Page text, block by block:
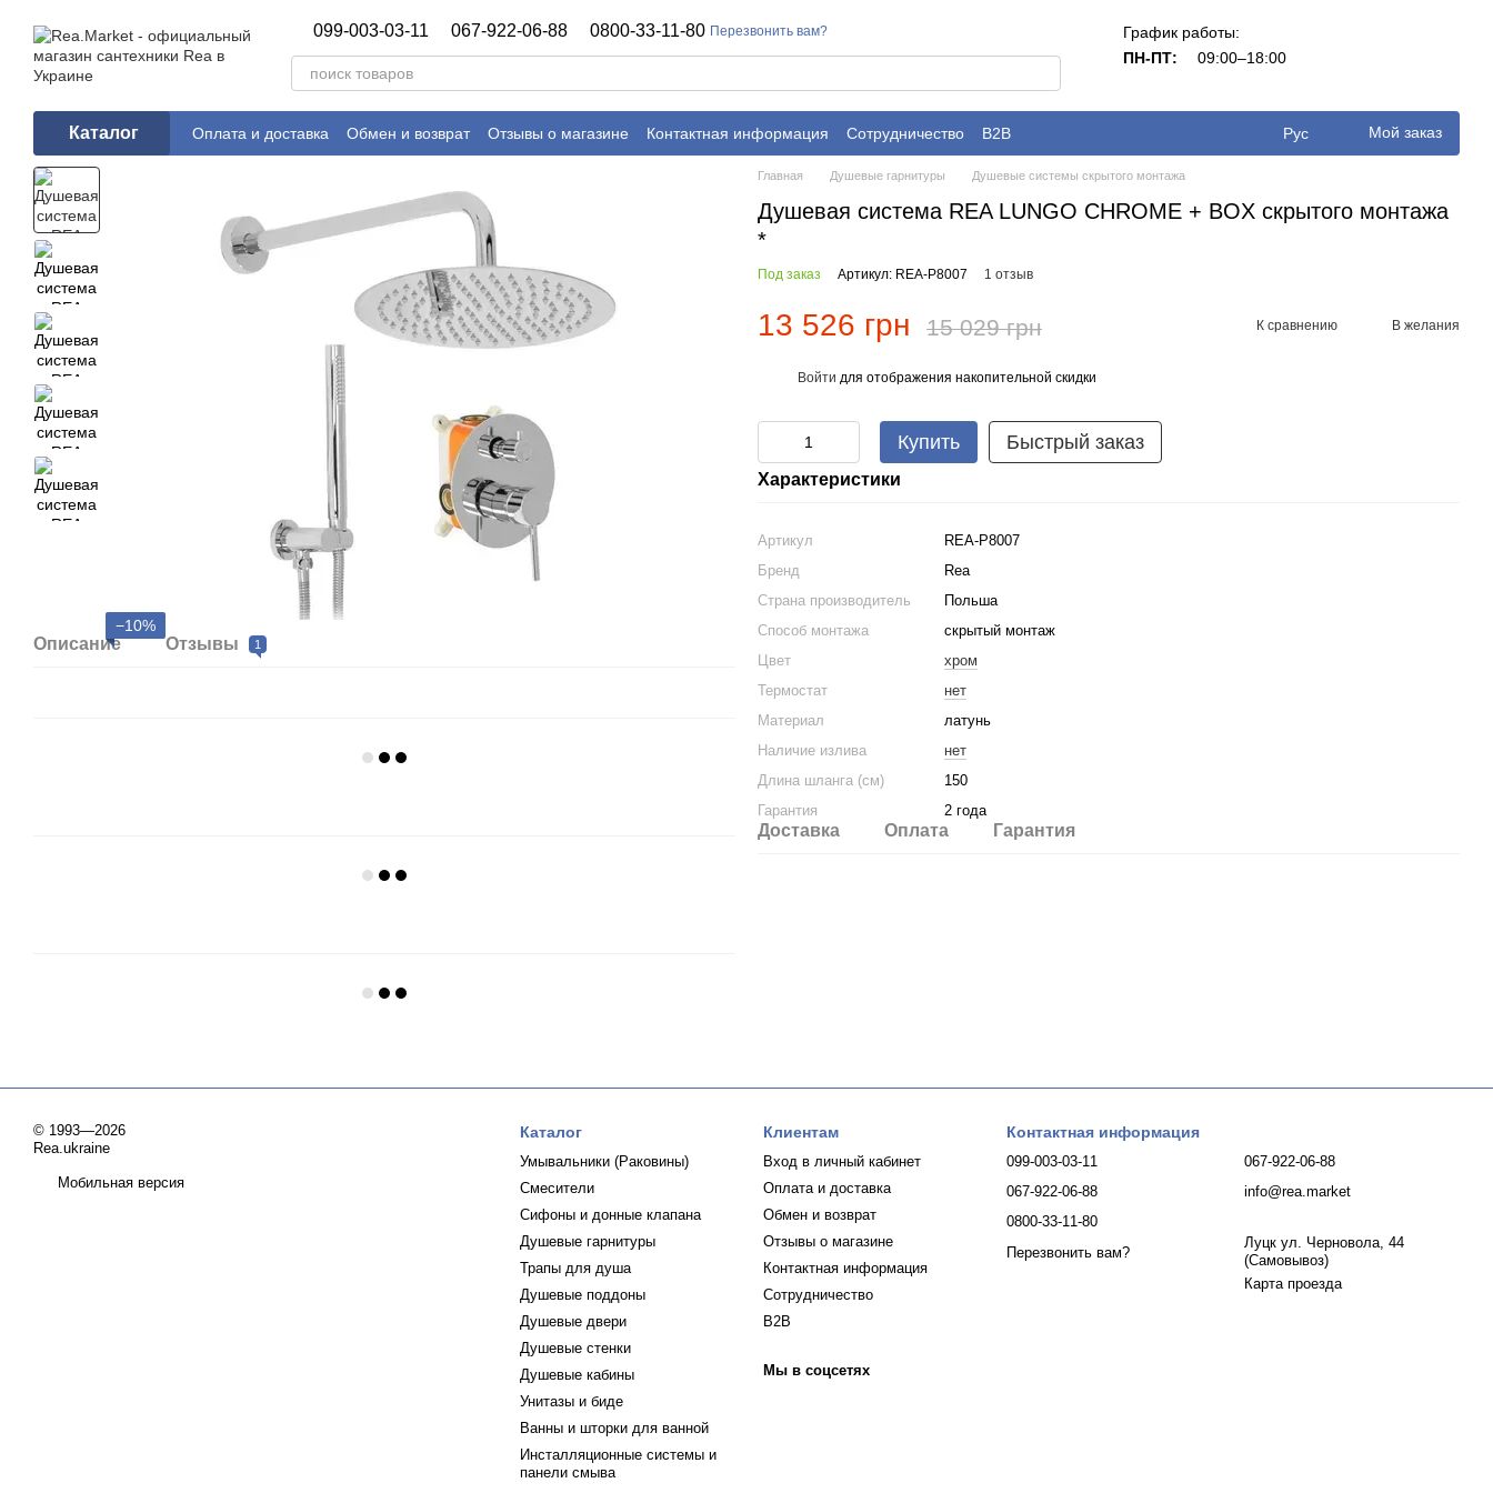
099-003-03-11 067-922-06-88 0800-33-11-80 Перезвонить вам?
График работы:
ПН-ПТ:
09:00–18:00
Каталог Оплата и доставка Обмен и возврат Отзывы о магазине Контактная информация Сотрудничество B2B Рус Мой заказ
−10%
Описание Отзывы 1
Главная Душевые гарнитуры Душевые системы скрытого монтажа
Душевая система REA LUNGO CHROME + BOX скрытого монтажа
*
Под заказ Артикул: REA-P8007 1 отзыв
13 526 грн 15 029 грн К сравнению В желания
Войти для отображения накопительной скидки
Купить Быстрый заказ
Характеристики
Артикул
REA-P8007
Бренд
Rea
Страна производитель
Польша
Способ монтажа
скрытый монтаж
Цвет
хром
Термостат
нет
Материал
латунь
Наличие излива
нет
Длина шланга (см)
150
Гарантия
2 года
Доставка Оплата Гарантия
© 1993—2026
Rea.ukraine
Мобильная версия
Каталог
Умывальники (Раковины)
Смесители
Сифоны и донные клапана
Душевые гарнитуры
Трапы для душа
Душевые поддоны
Душевые двери
Душевые стенки
Душевые кабины
Унитазы и биде
Ванны и шторки для ванной
Инсталляционные системы и
панели смыва
Клиентам
Вход в личный кабинет
Оплата и доставка
Обмен и возврат
Отзывы о магазине
Контактная информация
Сотрудничество
B2B
Мы в соцсетях
Контактная информация
099-003-03-11
067-922-06-88
0800-33-11-80
Перезвонить вам?
067-922-06-88
info@rea.market
Луцк ул. Черновола, 44
(Самовывоз)
Карта проезда